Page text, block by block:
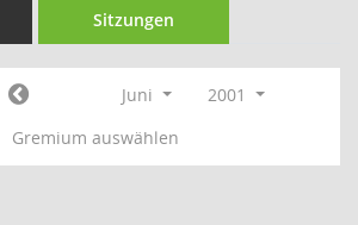
Sitzungen
Juni
2001
Gremium auswählen